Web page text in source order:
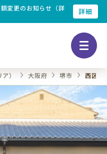
変更のお知らせ（詳
詳細
） 大阪府 堺市 西区の